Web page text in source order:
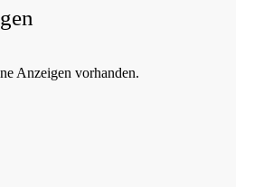
Anzeigen vorhanden.